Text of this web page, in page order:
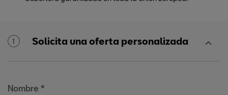
1 Solicita una oferta personalizada
Nombre *